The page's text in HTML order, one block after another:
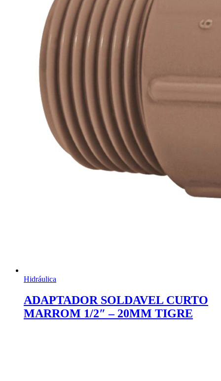
Hidráulica
ADAPTADOR SOLDAVEL CURTO
MARROM 1/2″ – 20MM TIGRE